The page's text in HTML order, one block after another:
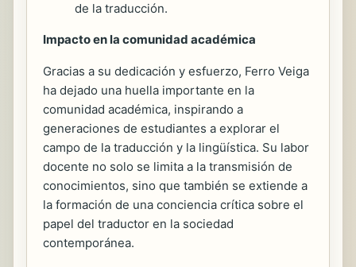
de la traducción.
Impacto en la comunidad académica
Gracias a su dedicación y esfuerzo, Ferro Veiga
ha dejado una huella importante en la
comunidad académica, inspirando a
generaciones de estudiantes a explorar el
campo de la traducción y la lingüística. Su labor
docente no solo se limita a la transmisión de
conocimientos, sino que también se extiende a
la formación de una conciencia crítica sobre el
papel del traductor en la sociedad
contemporánea.